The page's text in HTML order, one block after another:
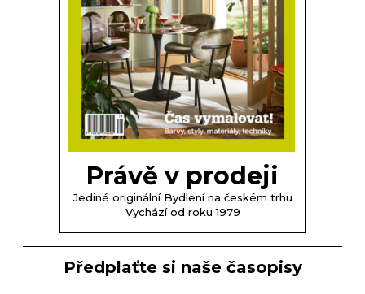
Právě v prodeji
Jediné originální Bydlení na českém trhu
Vychází od roku 1979
Předplaťte si naše časopisy